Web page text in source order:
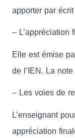
apporter par
– L’appréciation
Elle est émise
de l’IEN. La
– Les voies de
L’enseignant
appréciation